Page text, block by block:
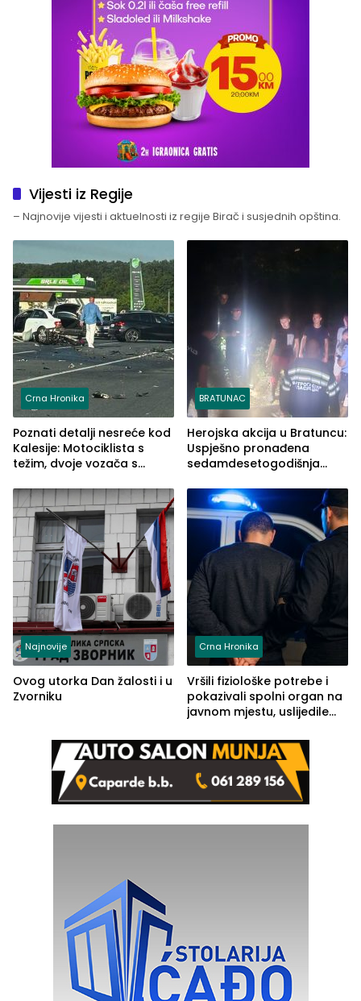
Vijesti iz Regije
– Najnovije vijesti i aktuelnosti iz regije Birač i susjednih opština.
Crna Hronika
Poznati detalji nesreće kod
Kalesije: Motociklista s
težim, dvoje vozača s
BRATUNAC
Herojska akcija u Bratuncu:
Uspješno pronađena
sedamdesetogodišnja
Kravice.
Najnovije
Ovog utorka Dan žalosti i u
Zvorniku
Crna Hronika
Vršili fiziološke potrebe i
pokazivali spolni organ na
javnom mjestu, uslijedile